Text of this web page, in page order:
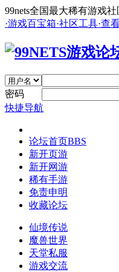
99nets全国最大稀有游戏社
·游戏百宝箱·社区工具·查
密码
快捷导航
论坛首页BBS
新开页游
新开网游
稀有手游
免责申明
收藏论坛
仙境传说
魔兽世界
天堂私服
游戏交流